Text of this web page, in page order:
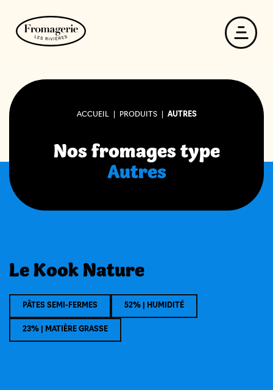
ACCUEIL PRODUITS AUTRES
Nos fromages type
Autres
Le Kook Nature
PÂTES SEMI-FERMES 52% | HUMIDITÉ
23% | MATIÈRE GRASSE